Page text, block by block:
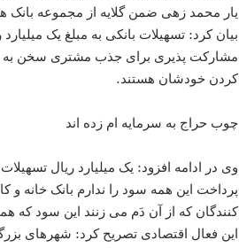
یار محمد زهی ضمن گلایه از مجموعه بانک
بیان کرد: تسهیلات بانکی به مبلغ یک
مشارکت پذیری برای جذب مشتری سخن به
کردن خودشان هستند.
چوب حراج به سرمایه ام زده اند
پرداخت این همه سود را ندارم بانک خانه و
کنندگان که از آن دَم می زنند این سود
این فعال اقتصادی تصریح کرد: شهرهای